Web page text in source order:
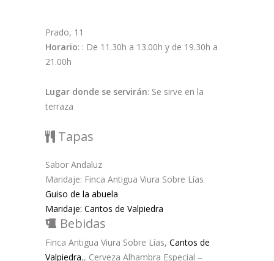
Prado, 11
Horario: : De 11.30h a 13.00h y de 19.30h a
21.00h
Lugar donde se servirán: Se sirve en la
terraza
Tapas
Sabor Andaluz
Maridaje: Finca Antigua Viura Sobre Lías
Guiso de la abuela
Maridaje: Cantos de Valpiedra
Bebidas
Finca Antigua Viura Sobre Lías, Cantos de
Valpiedra,, Cerveza Alhambra Especial –